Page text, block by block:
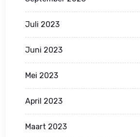
Juli 2023
Juni 2023
Mei 2023
April 2023
Maart 2023